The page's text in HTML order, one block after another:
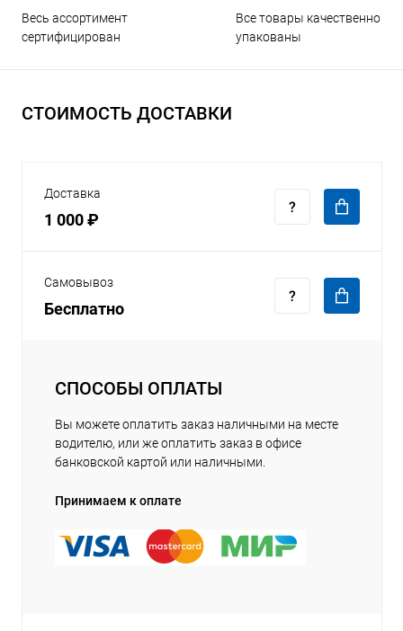
Весь ассортимент
сертифицирован
Все товары качественно
упакованы
СТОИМОСТЬ ДОСТАВКИ
Доставка
1 000 ₽
Самовывоз
Бесплатно
СПОСОБЫ ОПЛАТЫ
Вы можете оплатить заказ наличными на месте
водителю, или же оплатить заказ в офисе
банковской картой или наличными.
Принимаем к оплате